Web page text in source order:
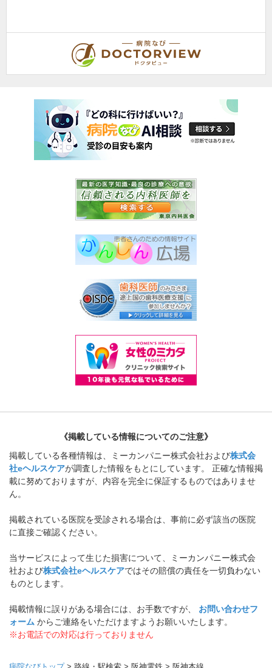
《掲載している情報についてのご注意》
掲載している各種情報は、ミーカンパニー株式会社および株式会
社eヘルスケアが調査した情報をもとにしています。 正確な情報掲
載に努めておりますが、内容を完全に保証するものではありませ
ん。
掲載されている医院を受診される場合は、事前に必ず該当の医院
に直接ご確認ください。
当サービスによって生じた損害について、ミーカンパニー株式会
社および株式会社eヘルスケアではその賠償の責任を一切負わない
ものとします。
掲載情報に誤りがある場合には、お手数ですが、 お問い合わせフ
ォーム からご連絡をいただけますようお願いいたします。
※お電話での対応は行っておりません